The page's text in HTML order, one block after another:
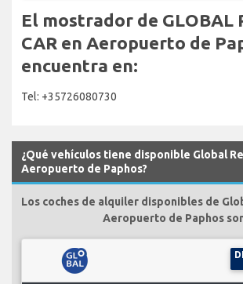
El mostrador de GLOBAL
CAR en Aeropuerto de
encuentra en:
Tel: +35726080730
¿Qué vehículos tiene disponible Global
Aeropuerto de Paphos?
Los coches de alquiler disponibles de
Aeropuerto de Paphos